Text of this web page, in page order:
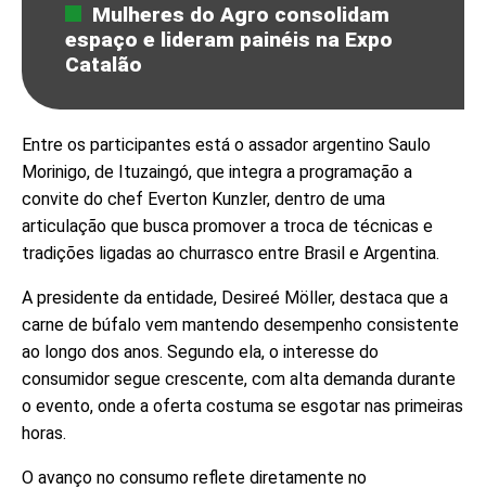
Mulheres do Agro consolidam
espaço e lideram painéis na Expo
Catalão
Entre os participantes está o assador argentino Saulo
Morinigo, de Ituzaingó, que integra a programação a
convite do chef Everton Kunzler, dentro de uma
articulação que busca promover a troca de técnicas e
tradições ligadas ao churrasco entre Brasil e Argentina.
A presidente da entidade, Desireé Möller, destaca que a
carne de búfalo vem mantendo desempenho consistente
ao longo dos anos. Segundo ela, o interesse do
consumidor segue crescente, com alta demanda durante
o evento, onde a oferta costuma se esgotar nas primeiras
horas.
O avanço no consumo reflete diretamente no